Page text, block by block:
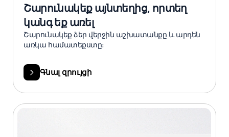
Շարունակեք այնտեղից, որտեղ
կանգ եք առել
Շարունակեք ձեր վերջին աշխատանքը և արդեն
առկա համատեքստը։
Գնալ զրույցի